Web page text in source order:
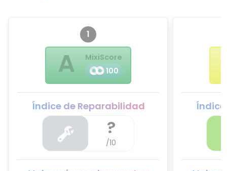
1
A
MixiScore
100
Índice de Reparabilidad
?
/10